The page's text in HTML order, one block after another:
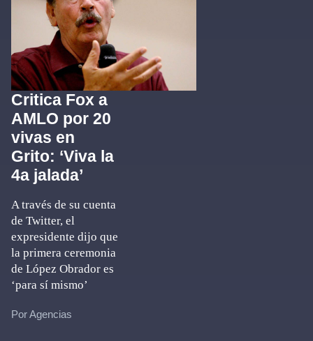
Critica Fox a
AMLO por 20
vivas en
Grito: ‘Viva la
4a jalada’
A través de su cuenta
de Twitter, el
expresidente dijo que
la primera ceremonia
de López Obrador es
‘para sí mismo’
Por Agencias